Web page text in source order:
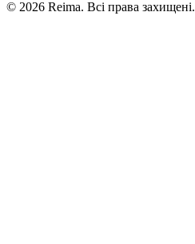
© 2026 Reima. Всі права захищені.